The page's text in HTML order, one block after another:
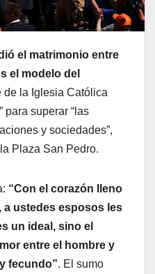
el matrimonio entre
el modelo del
de la Iglesia Católica
para superar “las
y sociedades”,
Plaza San Pedro.
“Con el corazón lleno
a ustedes esposos les
un ideal, sino el
entre el hombre y
fecundo”. El sumo